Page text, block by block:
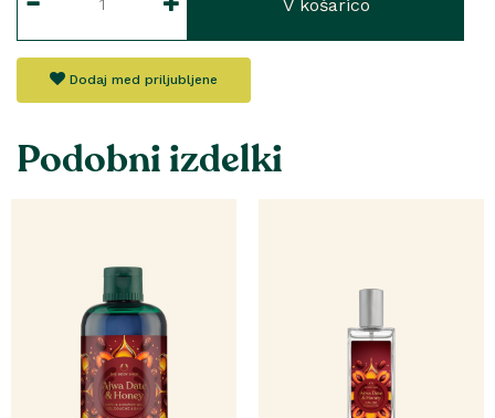
V košarico
Dodaj med priljubljene
Podobni izdelki